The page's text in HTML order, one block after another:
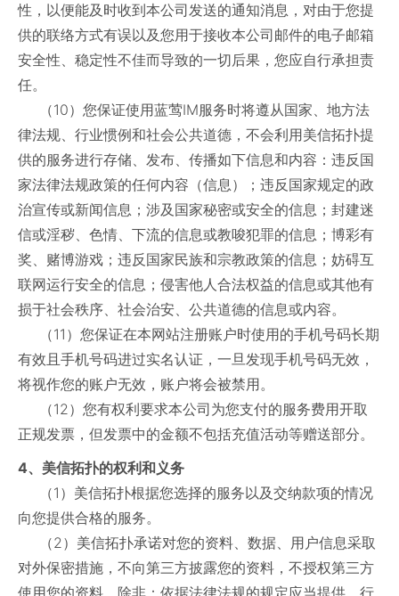
性，以便能及时收到本公司发送的通知消息，对由于您提
供的联络方式有误以及您用于接收本公司邮件的电子邮箱
安全性、稳定性不佳而导致的一切后果，您应自行承担责
任。
（10）您保证使用蓝莺IM服务时将遵从国家、地方法
律法规、行业惯例和社会公共道德，不会利用美信拓扑提
供的服务进行存储、发布、传播如下信息和内容：违反国
家法律法规政策的任何内容（信息）；违反国家规定的政
治宣传或新闻信息；涉及国家秘密或安全的信息；封建迷
信或淫秽、色情、下流的信息或教唆犯罪的信息；博彩有
奖、赌博游戏；违反国家民族和宗教政策的信息；妨碍互
联网运行安全的信息；侵害他人合法权益的信息或其他有
损于社会秩序、社会治安、公共道德的信息或内容。
（11）您保证在本网站注册账户时使用的手机号码长期
有效且手机号码进过实名认证，一旦发现手机号码无效，
将视作您的账户无效，账户将会被禁用。
（12）您有权利要求本公司为您支付的服务费用开取
正规发票，但发票中的金额不包括充值活动等赠送部分。
4、美信拓扑的权利和义务
（1）美信拓扑根据您选择的服务以及交纳款项的情况
向您提供合格的服务。
（2）美信拓扑承诺对您的资料、数据、用户信息采取
对外保密措施，不向第三方披露您的资料，不授权第三方
使用您的资料，除非：依据法律法规的规定应当提供，行